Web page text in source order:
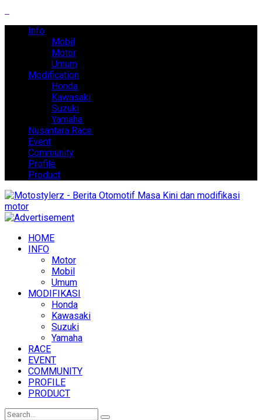
Info
Mobil
Motor
Umum
Modification
Honda
Kawasaki
Suzuki
Yamaha
Nusantara Race
Event
Community
Profile
Product
HOME
INFO
Motor
Mobil
Umum
MODIFIKASI
Honda
Kawasaki
Suzuki
Yamaha
RACE
EVENT
COMMUNITY
PROFILE
PRODUCT